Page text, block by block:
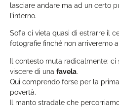
lasciare andare ma ad un certo
l’interno.
Sofia ci vieta quasi di estrarre il
fotografie finché non arriveremo
Il contesto muta radicalmente:
viscere di una favela.
Qui comprendo forse per la
povertà.
Il manto stradale che